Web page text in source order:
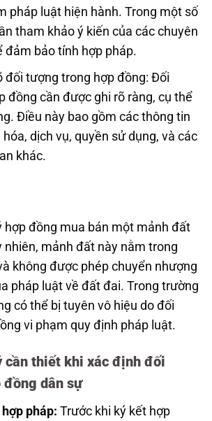
pháp luật hiện hành. Trong một số
tham khảo ý kiến của các chuyên
đảm bảo tính hợp pháp.
đối tượng trong hợp đồng: Đối
đồng cần được ghi rõ ràng, cụ thể
Điều này bao gồm các thông tin
dịch vụ, quyền sử dụng, và các
khác.
hợp đồng mua bán một mảnh đất
nhiên, mảnh đất này nằm trong
không được phép chuyển nhượng
pháp luật về đất đai. Trong trường
có thể bị tuyên vô hiệu do đối
vi phạm quy định pháp luật.
cần thiết khi xác định đối
dân sự
pháp: Trước khi ký kết hợp